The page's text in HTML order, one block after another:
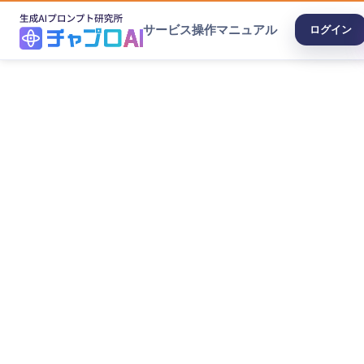
サービス操作マニュアル ログイン